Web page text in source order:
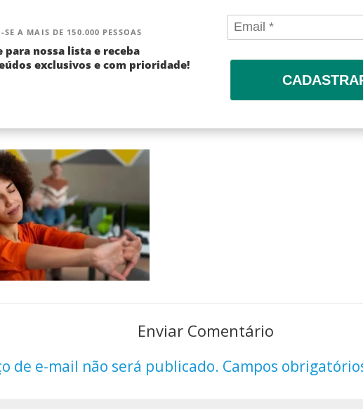
SE A MAIS DE 150.000 PESSOAS
para nossa lista e receba
exclusivos e com prioridade!
Enviar Comentário
de e-mail não será publicado. Campos